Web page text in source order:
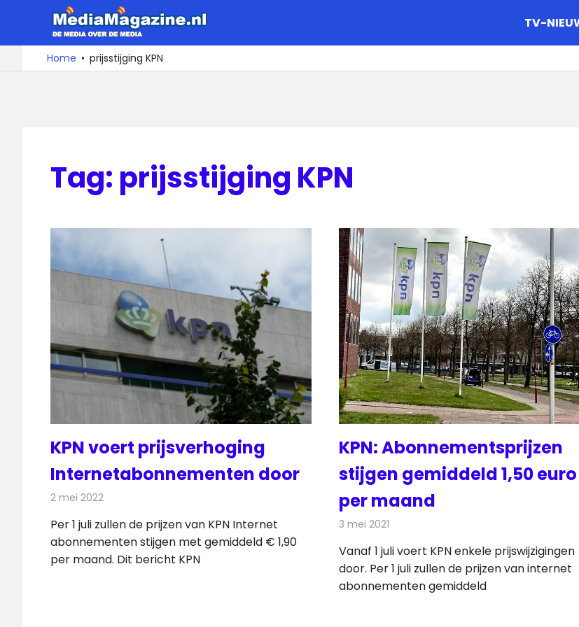
de
De
media
over
TV-
Home prijsstijging KPN
Tag: prijsstijging KPN
KPN voert prijsverhoging
Internetabonnementen door
2 mei 2022
Per 1 juli zullen de prijzen van KPN Internet
abonnementen stijgen met gemiddeld € 1,90
per maand. Dit bericht KPN
KPN: Abonnementsprijzen
stijgen gemiddeld 1,50 euro
per maand
3 mei 2021
Vanaf 1 juli voert KPN enkele prijswijzigingen
door. Per 1 juli zullen de prijzen van internet
abonnementen gemiddeld